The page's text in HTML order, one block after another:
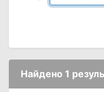
Найдено 1